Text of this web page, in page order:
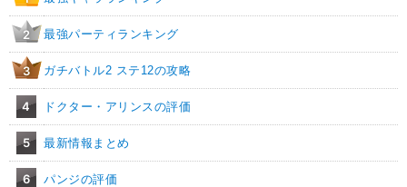
ウーロン
2.0 /10点
【発動リンク効果】
・ 気力+3
・ATK+20%
【一致するリンクスキル(
卑怯者
ドラゴンボールの導き
2 最強パーティランキング
3 ガチバトル2 ステ12の攻略
4 ドクター・アリンスの評価
5 最新情報まとめ
6 パンジの評価